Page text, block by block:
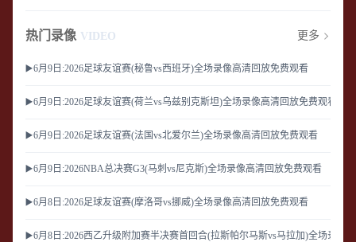
热门录像 VIDEO 更多
▶️6月9日:2026足球友谊赛(秘鲁vs西班牙)全场录像高清回放免费观看
▶️6月9日:2026足球友谊赛(荷兰vs乌兹别克斯坦)全场录像高清回放免费观看
▶️6月9日:2026足球友谊赛(法国vs北爱尔兰)全场录像高清回放免费观看
▶️6月9日:2026NBA总决赛G3(马刺vs尼克斯)全场录像高清回放免费观看
▶️6月8日:2026足球友谊赛(摩洛哥vs挪威)全场录像高清回放免费观看
▶️6月8日:2026西乙升级附加赛半决赛首回合(拉斯帕尔马斯vs马拉加)全场录像